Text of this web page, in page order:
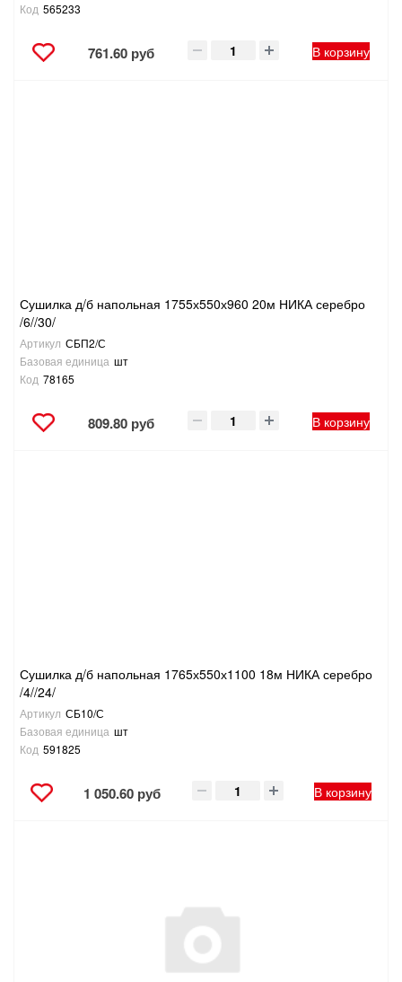
Код 565233
761.60 руб В корзину
Сушилка д/б напольная 1755х550х960 20м НИКА серебро
/6//30/
Артикул СБП2/С
Базовая единица шт
Код 78165
809.80 руб В корзину
Сушилка д/б напольная 1765х550х1100 18м НИКА серебро
/4//24/
Артикул СБ10/С
Базовая единица шт
Код 591825
1 050.60 руб В корзину